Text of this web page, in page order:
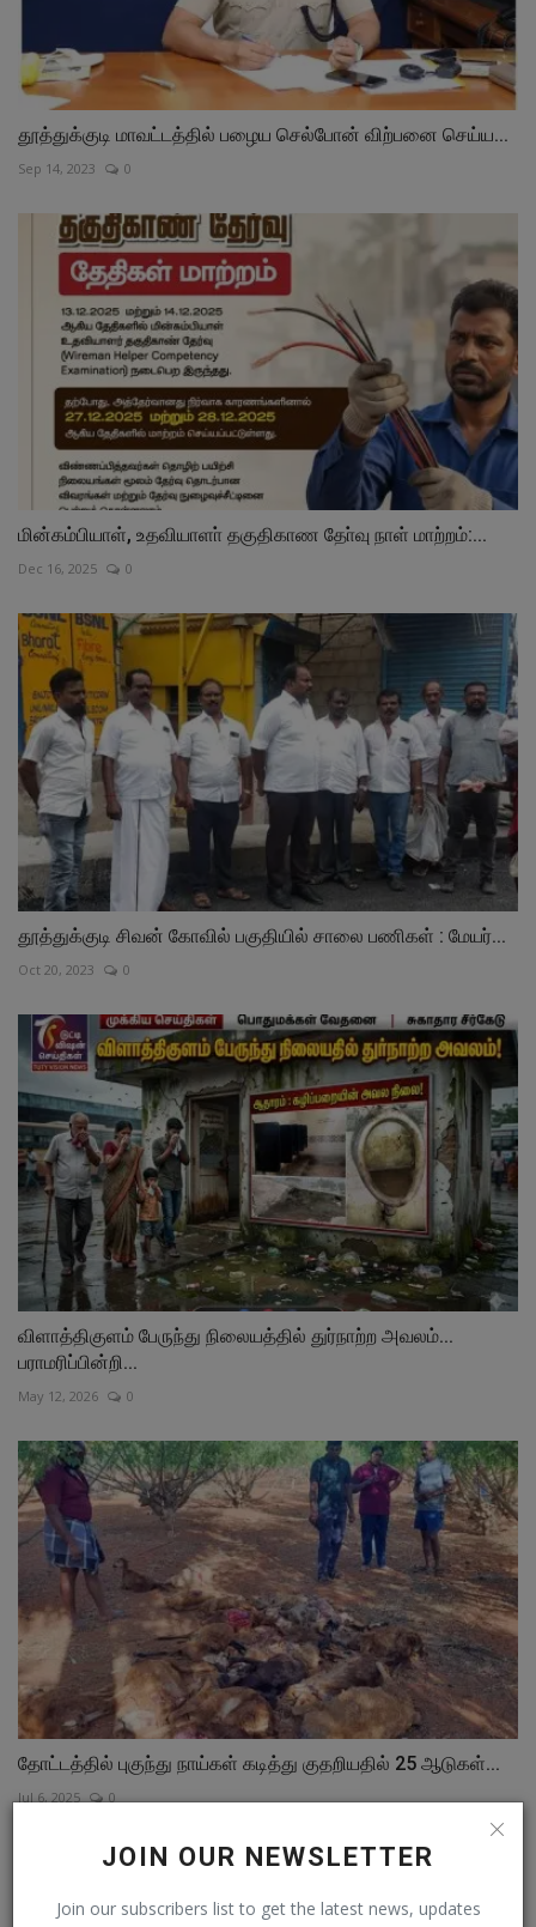
JOIN OUR NEWSLETTER
Join our subscribers list to get the latest news, updates
தூத்துக்குடி மாவட்டத்தில் பழைய செல்போன் விற்பனை செய்ய...
Sep 14, 2023 0
மின்கம்பியாள், உதவியாளா் தகுதிகாண தோ்வு நாள் மாற்றம்:...
Dec 16, 2025 0
தூத்துக்குடி சிவன் கோவில் பகுதியில் சாலை பணிகள் : மேயர்...
Oct 20, 2023 0
விளாத்திகுளம் பேருந்து நிலையத்தில் துர்நாற்ற அவலம்...
பராமரிப்பின்றி...
May 12, 2026 0
தோட்டத்தில் புகுந்து நாய்கள் கடித்து குதறியதில் 25 ஆடுகள்...
Jul 6, 2025 0